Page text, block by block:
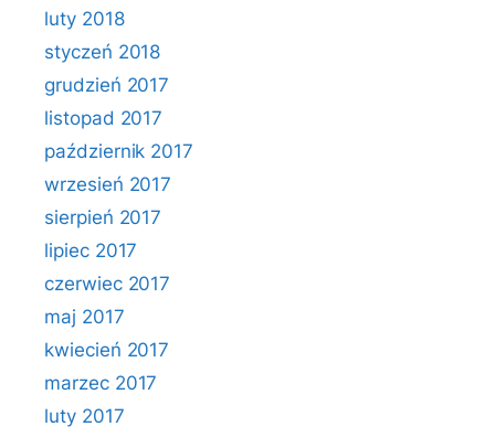
luty 2018
styczeń 2018
grudzień 2017
listopad 2017
październik 2017
wrzesień 2017
sierpień 2017
lipiec 2017
czerwiec 2017
maj 2017
kwiecień 2017
marzec 2017
luty 2017